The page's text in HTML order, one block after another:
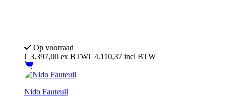
Op voorraad
€ 3.397,00 ex BTW€ 4.110,37 incl BTW
Nido Fauteuil